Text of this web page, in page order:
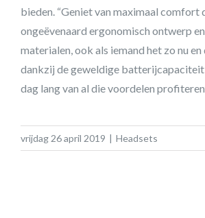
bieden. “Geniet van maximaal comfort
ongeëvenaard ergonomisch ontwerp
materialen, ook als iemand het zo nu
dankzij de geweldige batterijcapaciteit
dag lang van al die voordelen
vrijdag 26 april 2019 | Headsets